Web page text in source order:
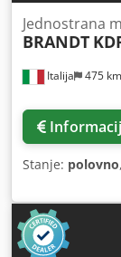
Italija 475 km
Jednostrana
BRANDT
Stanje: polovno